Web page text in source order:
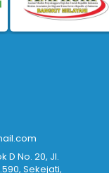
D No. 20, Jl.
Sekejati,